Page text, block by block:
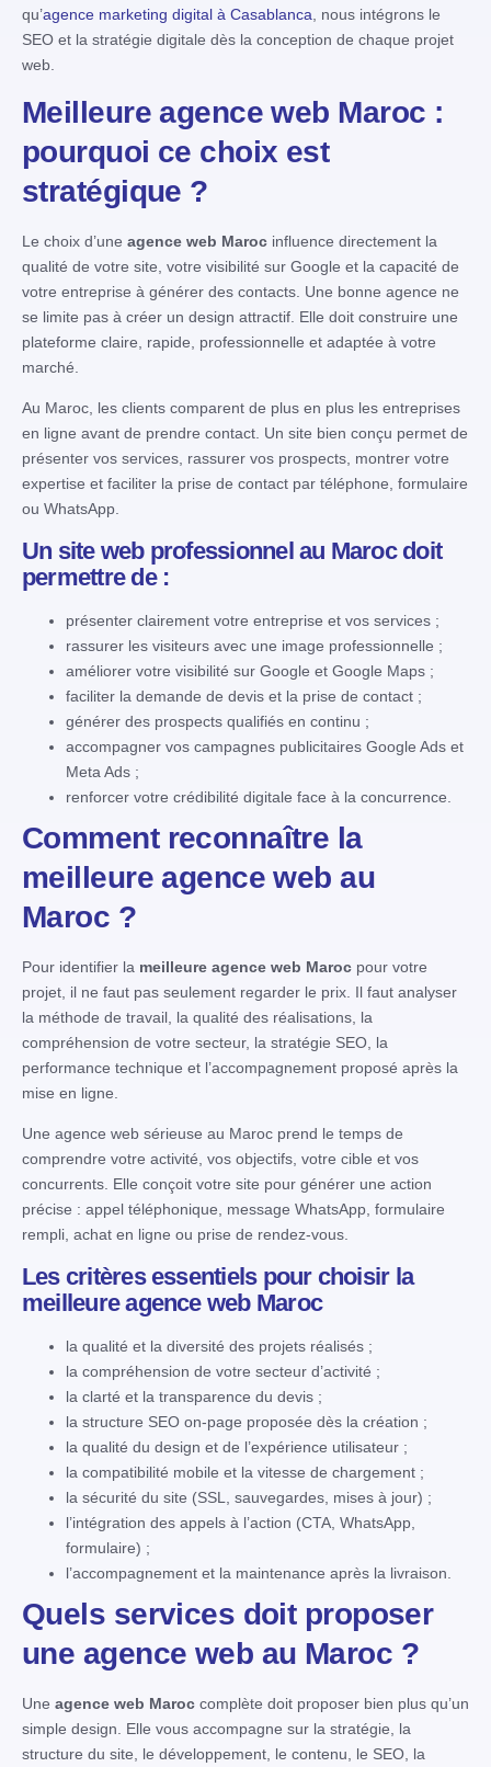
qu’agence marketing digital à Casablanca , nous intégrons le
SEO et la stratégie digitale dès la conception de chaque projet
web.
Meilleure agence web Maroc :
pourquoi ce choix est
stratégique ?
Le choix d’une agence web Maroc influence directement la
qualité de votre site, votre visibilité sur Google et la capacité de
votre entreprise à générer des contacts. Une bonne agence ne
se limite pas à créer un design attractif. Elle doit construire une
plateforme claire, rapide, professionnelle et adaptée à votre
marché.
Au Maroc, les clients comparent de plus en plus les entreprises
en ligne avant de prendre contact. Un site bien conçu permet de
présenter vos services, rassurer vos prospects, montrer votre
expertise et faciliter la prise de contact par téléphone, formulaire
ou WhatsApp.
Un site web professionnel au Maroc doit
permettre de :
présenter clairement votre entreprise et vos services ;
rassurer les visiteurs avec une image professionnelle ;
améliorer votre visibilité sur Google et Google Maps ;
faciliter la demande de devis et la prise de contact ;
générer des prospects qualifiés en continu ;
accompagner vos campagnes publicitaires Google Ads et
Meta Ads ;
renforcer votre crédibilité digitale face à la concurrence.
Comment reconnaître la
meilleure agence web au
Maroc ?
Pour identifier la meilleure agence web Maroc pour votre
projet, il ne faut pas seulement regarder le prix. Il faut analyser
la méthode de travail, la qualité des réalisations, la
compréhension de votre secteur, la stratégie SEO, la
performance technique et l’accompagnement proposé après la
mise en ligne.
Une agence web sérieuse au Maroc prend le temps de
comprendre votre activité, vos objectifs, votre cible et vos
concurrents. Elle conçoit votre site pour générer une action
précise : appel téléphonique, message WhatsApp, formulaire
rempli, achat en ligne ou prise de rendez-vous.
Les critères essentiels pour choisir la
meilleure agence web Maroc
la qualité et la diversité des projets réalisés ;
la compréhension de votre secteur d’activité ;
la clarté et la transparence du devis ;
la structure SEO on-page proposée dès la création ;
la qualité du design et de l’expérience utilisateur ;
la compatibilité mobile et la vitesse de chargement ;
la sécurité du site (SSL, sauvegardes, mises à jour) ;
l’intégration des appels à l’action (CTA, WhatsApp,
formulaire) ;
l’accompagnement et la maintenance après la livraison.
Quels services doit proposer
une agence web au Maroc ?
Une agence web Maroc complète doit proposer bien plus qu’un
simple design. Elle vous accompagne sur la stratégie, la
structure du site, le développement, le contenu, le SEO, la